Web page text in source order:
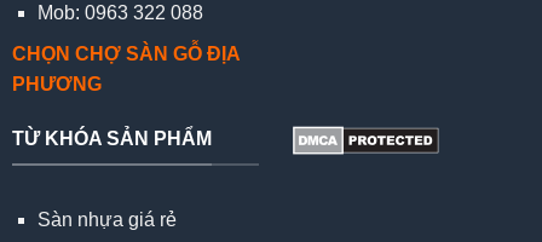
Mob: 0963 322 088
CHỌN CHỢ SÀN GỖ ĐỊA
PHƯƠNG
TỪ KHÓA SẢN PHẨM
Sàn nhựa giá rẻ